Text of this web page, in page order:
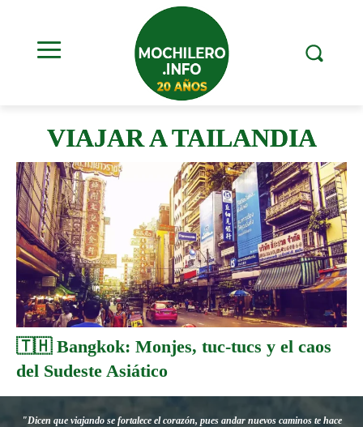
VIAJAR A TAILANDIA
🇹🇭 Bangkok: Monjes, tuc-tucs y el caos
del Sudeste Asiático
"Dicen que viajando se fortalece el corazón, pues andar nuevos caminos te hace